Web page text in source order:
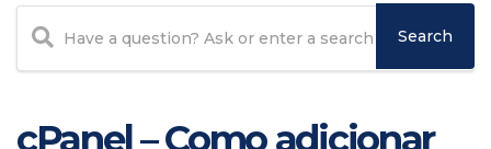
cPanel – Como adicionar